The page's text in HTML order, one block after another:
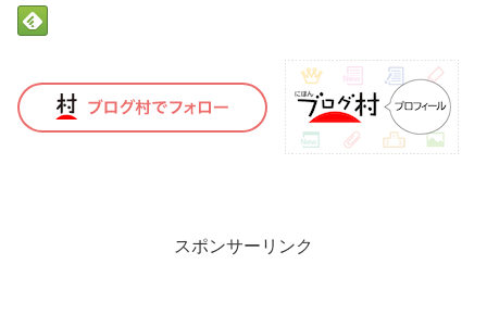
スポンサーリンク